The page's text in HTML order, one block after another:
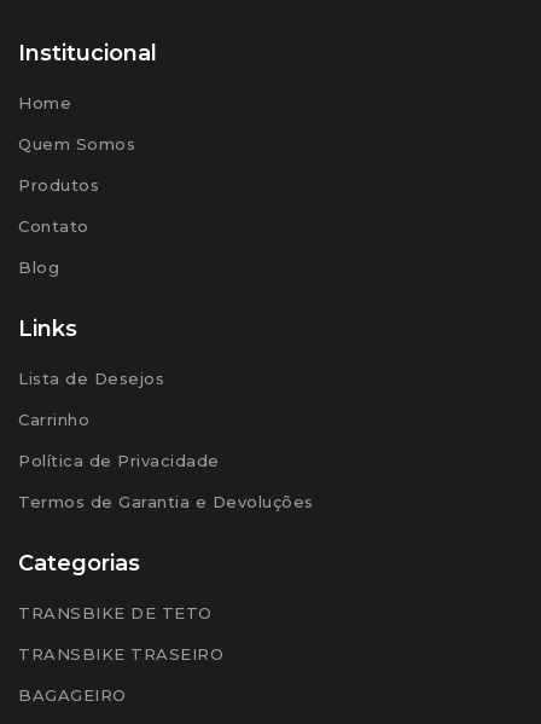
Institucional
Home
Quem Somos
Produtos
Contato
Blog
Links
Lista de Desejos
Carrinho
Política de Privacidade
Termos de Garantia e Devoluções
Categorias
TRANSBIKE DE TETO
TRANSBIKE TRASEIRO
BAGAGEIRO